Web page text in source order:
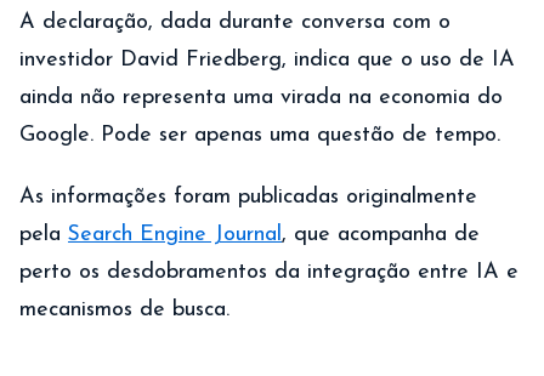
A declaração, dada durante conversa com o
investidor David Friedberg, indica que o uso de IA
ainda não representa uma virada na economia do
Google. Pode ser apenas uma questão de tempo.
As informações foram publicadas originalmente
pela Search Engine Journal , que acompanha de
perto os desdobramentos da integração entre IA e
mecanismos de busca.